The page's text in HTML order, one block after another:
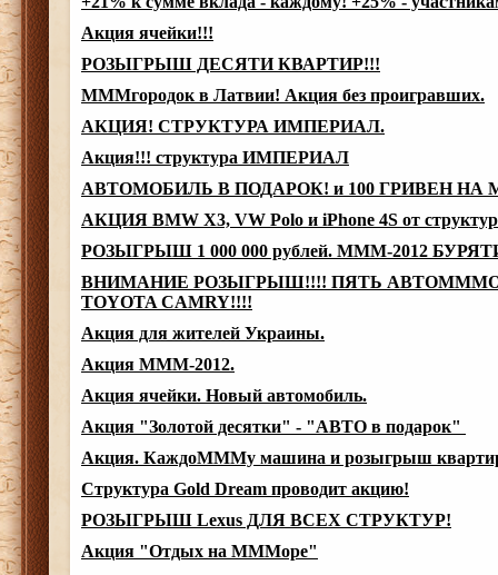
Акция ячейки!!!
РОЗЫГРЫШ ДЕСЯТИ КВАРТИР!!!
МММгородок в Латвии! Акция без проигравших.
АКЦИЯ! СТРУКТУРА ИМПЕРИАЛ.
Акция!!! структура ИМПЕРИАЛ
АВТОМОБИЛЬ В ПОДАРОК! и 100 ГРИВЕН
АКЦИЯ BMW X3, VW Polo и iPhone 4S от
РОЗЫГРЫШ 1 000 000 рублей. МММ-2012
ВНИМАНИЕ РОЗЫГРЫШ!!!! ПЯТЬ
TOYOTA CAMRY!!!!
Акция для жителей Украины.
Акция МММ-2012.
Акция ячейки. Новый автомобиль.
Акция "Золотой десятки" - "АВТО в подарок"
Акция. КаждоМММу машина и розыгрыш
Структура Gold Dream проводит акцию!
РОЗЫГРЫШ Lexus ДЛЯ ВСЕХ СТРУКТУР!
Акция "Отдых на МММоре"